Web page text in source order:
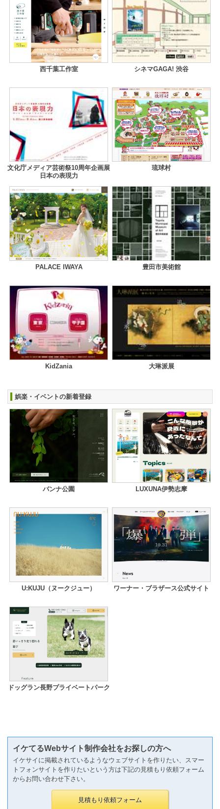
西千葉工作室 シネマGAGA! 渋谷
文化庁メディア芸術祭10周年企画展
日本の表現力
琉球村
PALACE IWAYA 豊田市美術館
KidZania 大琳派展
娯楽・イベントの新着登録
バンナ公園 LUXUNA伊勢志摩
U:KUJU（ヌークジュー） ワーナー・ブラザース公式サイト
ドッグラン長野プライベートパーク
イケてるWebサイト制作会社をお探しの方へ
イケサイに掲載されているようなウェブサイトを作りたい、スマー
トフォンサイトを作りたいという方は下記の見積もり依頼フォーム
からお問い合わせ下さい。